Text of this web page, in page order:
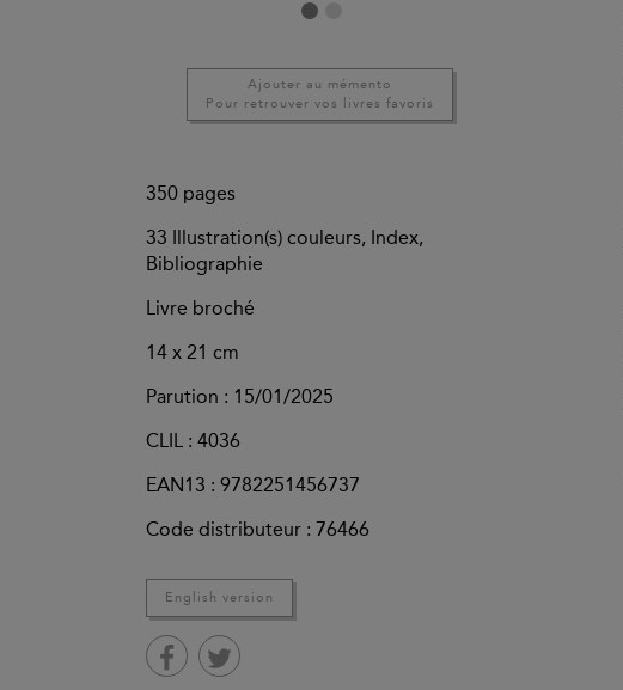
Ajouter au mémento
Pour retrouver vos livres favoris
350 pages
33 Illustration(s) couleurs, Index,
Bibliographie
Livre broché
14 x 21 cm
Parution : 15/01/2025
CLIL : 4036
EAN13 : 9782251456737
Code distributeur : 76466
English version